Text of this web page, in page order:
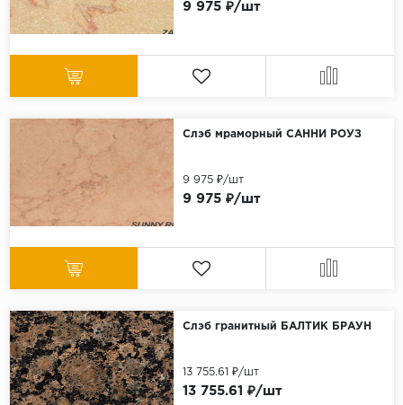
9 975 ₽/шт
Слэб мраморный САННИ РОУЗ
9 975 ₽/шт
9 975 ₽/шт
Слэб гранитный БАЛТИК БРАУН
13 755.61 ₽/шт
13 755.61 ₽/шт